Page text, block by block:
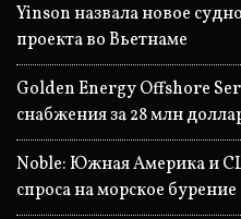
Yinson назвала новое
проекта во Вьетнаме
Golden Energy Offshore
снабжения за 28 млн
Noble: Южная Америка и
спроса на морское бурение